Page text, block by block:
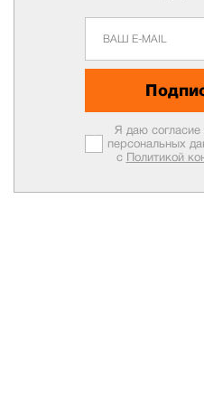
Я даю согласие
персональных
с Политикой